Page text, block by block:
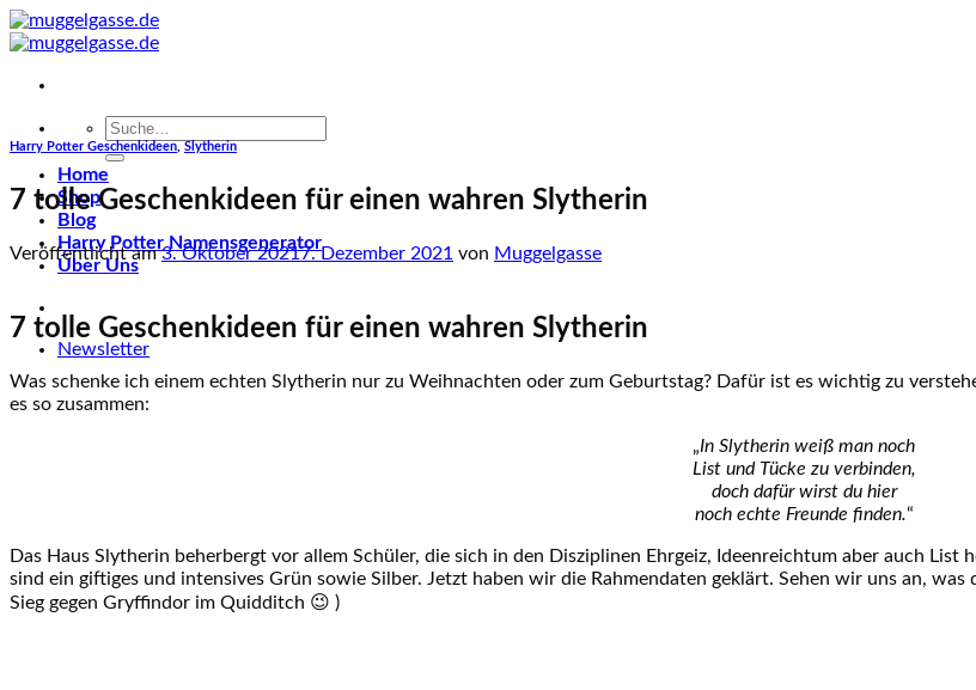
Skip
to
Suche
nach:
Home
Shop
Blog
Harry Potter Namensgenerator
Über Uns
Newsletter
Harry Potter Geschenkideen Slytherin
7 tolle Geschenkideen für einen wahren Slytherin
Veröffentlicht am3. Oktober 20217. Dezember 2021 von Muggelgasse
7 tolle Geschenkideen für einen wahren Slytherin
Was schenke ich einem echten Slytherin nur zu Weihnachten oder zum Geburtstag? Dafür ist es wichtig zu
es so zusammen:
„In Slytherin weiß man noch
List und Tücke zu verbinden,
doch dafür wirst du hier
noch echte Freunde finden.“
Das Haus Slytherin beherbergt vor allem Schüler, die sich in den Disziplinen Ehrgeiz, Ideenreichtum aber auch
sind ein giftiges und intensives Grün sowie Silber. Jetzt haben wir die Rahmendaten geklärt. Sehen wir uns an,
Sieg gegen Gryffindor im Quidditch 😉 )